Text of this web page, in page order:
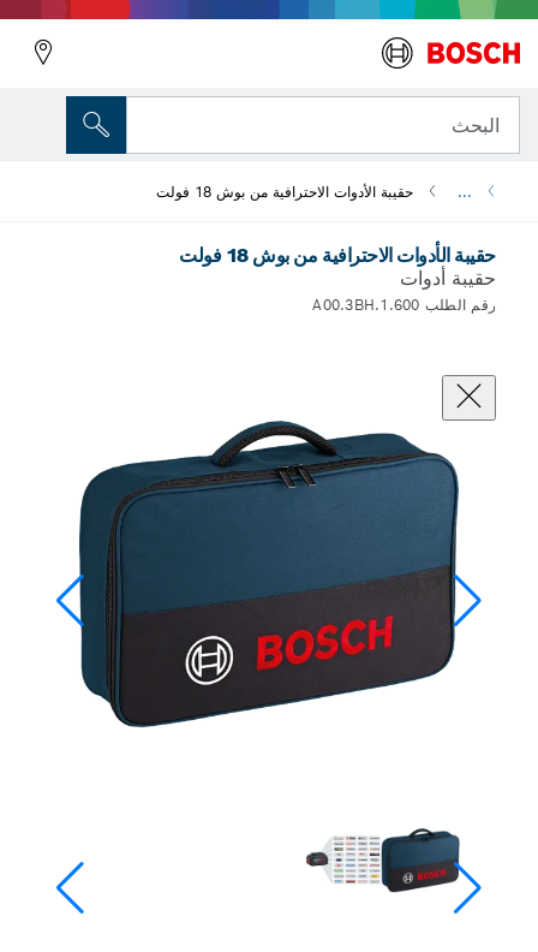
البحث
... حقيبة الأدوات الاحترافية من بوش 18 فولت
حقيبة الأدوات الاحترافية من بوش 18 فولت
حقيبة أدوات
رقم الطلب 1.600.A00.3BH